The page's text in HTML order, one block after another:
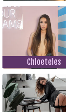
Chloeteles